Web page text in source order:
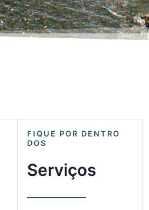
FIQUE POR DENTRO
DOS
Serviços